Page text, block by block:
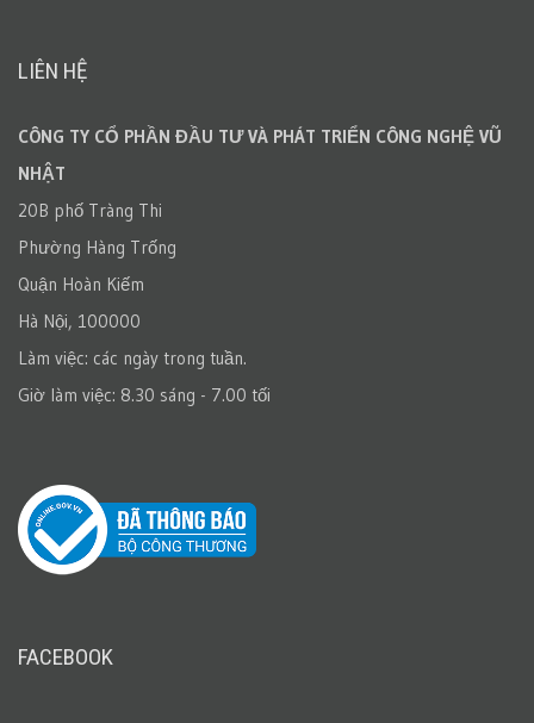
LIÊN HỆ
CÔNG TY CỔ PHẦN ĐẦU TƯ VÀ PHÁT TRIỂN CÔNG NGHỆ VŨ
NHẬT
20B phố Tràng Thi
Phường Hàng Trống
Quận Hoàn Kiếm
Hà Nội, 100000
Làm việc: các ngày trong tuần.
Giờ làm việc: 8.30 sáng - 7.00 tối
FACEBOOK